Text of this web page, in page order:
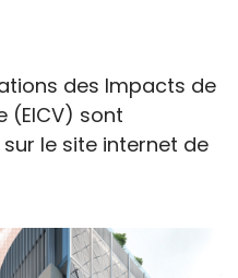
des Impacts de
(EICV) sont
le site internet de